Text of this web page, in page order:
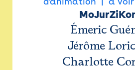
Émeric
Jérôme
Charlotte